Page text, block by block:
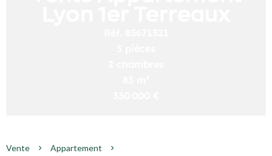
Vente Appartement